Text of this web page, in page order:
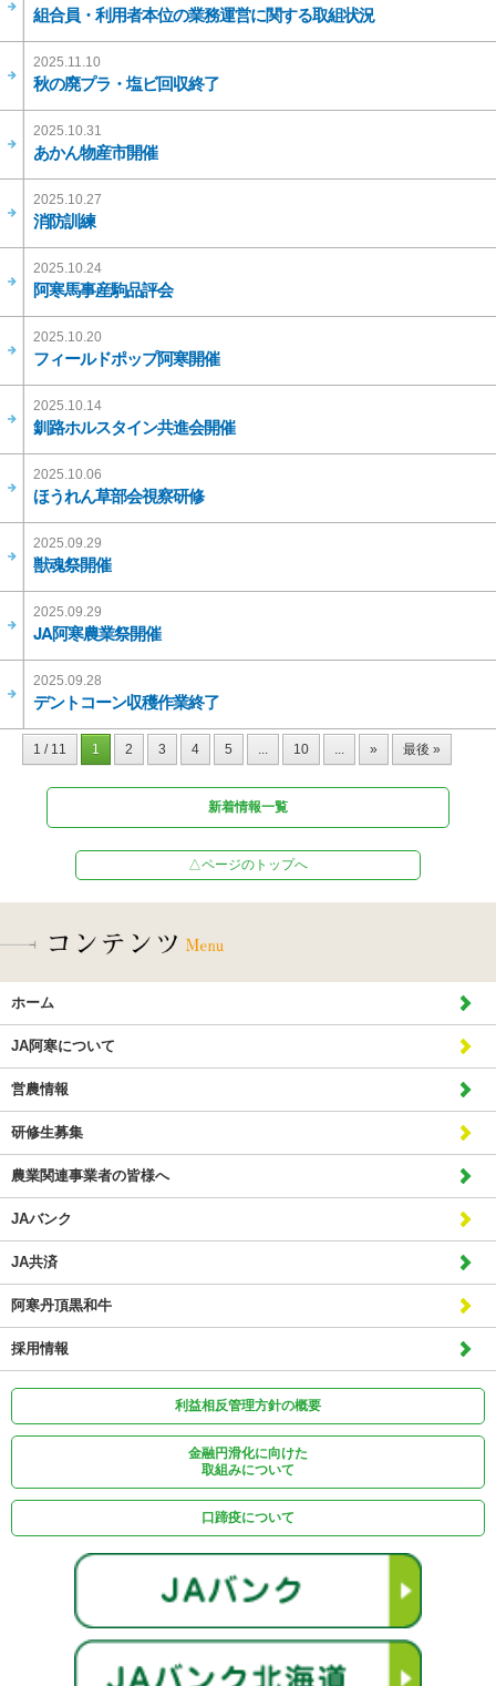
組合員・利用者本位の業務運営に関する取組状況
2025.11.10
秋の廃プラ・塩ビ回収終了
2025.10.31
あかん物産市開催
2025.10.27
消防訓練
2025.10.24
阿寒馬事産駒品評会
2025.10.20
フィールドポップ阿寒開催
2025.10.14
釧路ホルスタイン共進会開催
2025.10.06
ほうれん草部会視察研修
2025.09.29
獣魂祭開催
2025.09.29
JA阿寒農業祭開催
2025.09.28
デントコーン収穫作業終了
1 / 11 1 2 3 4 5 ... 10 ... » 最後 »
新着情報一覧
△ページのトップへ
ホーム
JA阿寒について
営農情報
研修生募集
農業関連事業者の皆様へ
JAバンク
JA共済
阿寒丹頂黒和牛
採用情報
利益相反管理方針の概要
金融円滑化に向けた
取組みについて
口蹄疫について